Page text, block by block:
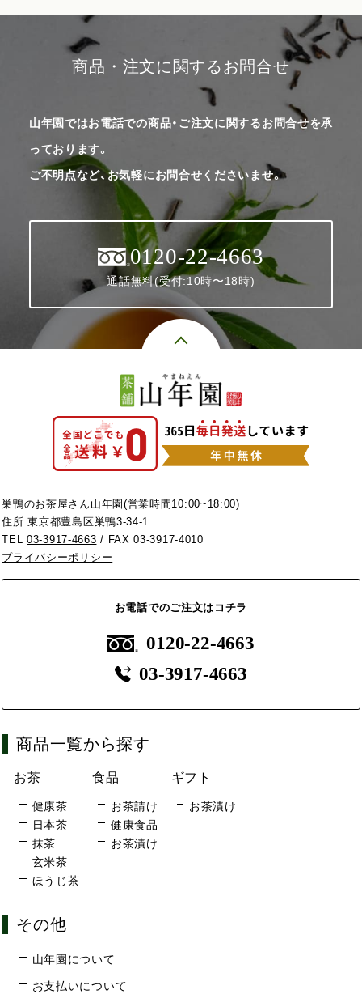
商品・注文に関するお問合せ
山年園ではお電話での商品・ご注文に関するお問合せを承
っております。
ご不明点など、お気軽にお問合せくださいませ。
0120-22-4663
通話無料(受付:10時〜18時)
巣鴨のお茶屋さん山年園(営業時間10:00~18:00)
住所 東京都豊島区巣鴨3-34-1
TEL03-3917-4663 / FAX 03-3917-4010
プライバシーポリシー
お電話でのご注文はコチラ
0120-22-4663
03-3917-4663
商品一覧から探す
お茶
健康茶
日本茶
抹茶
玄米茶
ほうじ茶
食品
お茶請け
健康食品
お茶漬け
ギフト
お茶漬け
その他
山年園について
お支払いについて